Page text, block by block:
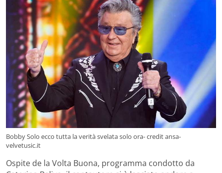
Bobby Solo ecco tutta la verità svelata solo ora- credit ansa-
velvetusic.it
Ospite de la Volta Buona, programma condotto da